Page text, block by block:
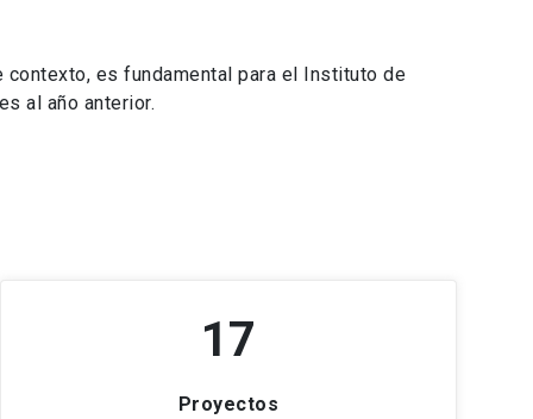
es fundamental para el Instituto de
al año anterior.
17
Proyectos